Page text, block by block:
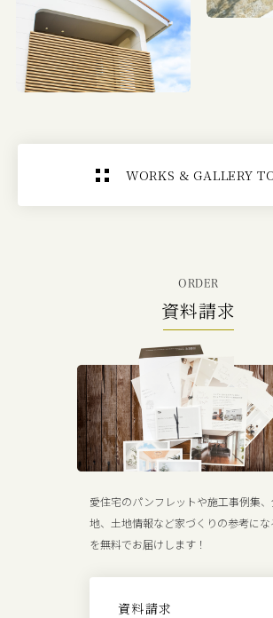
WORKS & GALLERY
ORDER
資料請求
愛住宅のパンフレットや施工事例集
地、土地情報など家づくりの参考にな
を無料でお届けします！
資料請求